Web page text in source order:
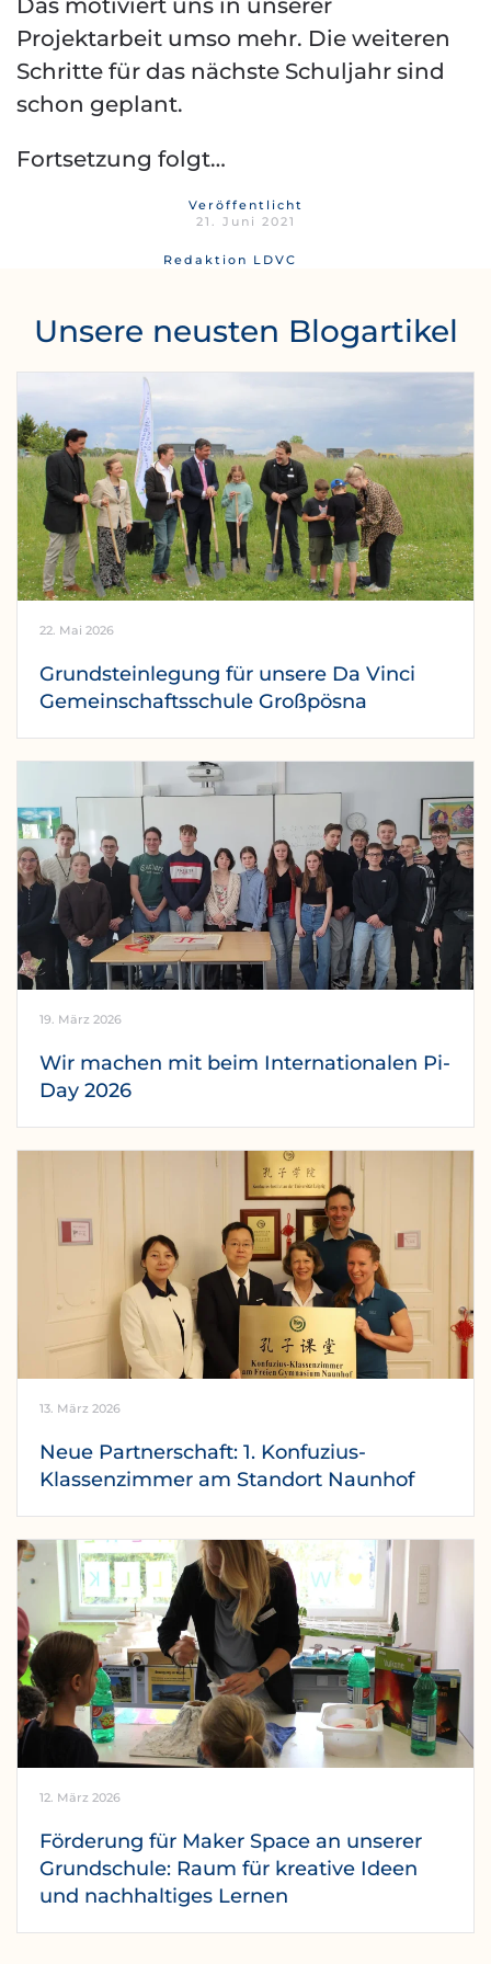
Das motiviert uns in unserer
Projektarbeit umso mehr. Die weiteren
Schritte für das nächste Schuljahr sind
schon geplant.
Fortsetzung folgt…
Veröffentlicht
21. Juni 2021
Redaktion LDVC
Unsere neusten Blogartikel
22. Mai 2026
Grundsteinlegung für unsere Da Vinci
Gemeinschaftsschule Großpösna
19. März 2026
Wir machen mit beim Internationalen Pi-
Day 2026
13. März 2026
Neue Partnerschaft: 1. Konfuzius-
Klassenzimmer am Standort Naunhof
12. März 2026
Förderung für Maker Space an unserer
Grundschule: Raum für kreative Ideen
und nachhaltiges Lernen